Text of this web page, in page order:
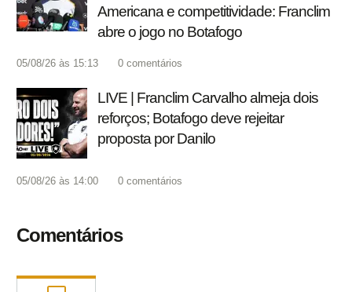
Americana e competitividade: Franclim
abre o jogo no Botafogo
05/08/26 às 15:13 0 comentários
LIVE | Franclim Carvalho almeja dois
reforços; Botafogo deve rejeitar
proposta por Danilo
05/08/26 às 14:00 0 comentários
Comentários